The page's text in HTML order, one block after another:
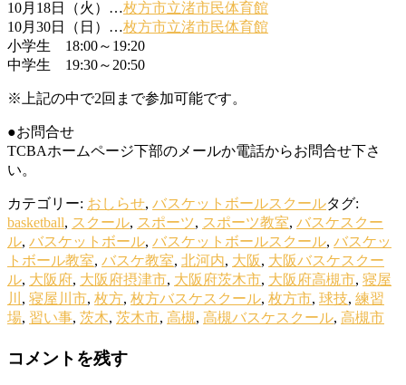
10月18日（火）…枚方市立渚市民体育館
10月30日（日）…枚方市立渚市民体育館
小学生 18:00～19:20
中学生 19:30～20:50
※上記の中で2回まで参加可能です。
●お問合せ
TCBAホームページ下部のメールか電話からお問合せ下さ
い。
カテゴリー: おしらせ, バスケットボールスクールタグ:
basketball, スクール, スポーツ, スポーツ教室, バスケスクー
ル, バスケットボール, バスケットボールスクール, バスケッ
トボール教室, バスケ教室, 北河内, 大阪, 大阪バスケスクー
ル, 大阪府, 大阪府摂津市, 大阪府茨木市, 大阪府高槻市, 寝屋
川 , 寝屋川市, 枚方, 枚方バスケスクール, 枚方市, 球技, 練習
場, 習い事, 茨木, 茨木市, 高槻, 高槻バスケスクール, 高槻市
コメントを残す